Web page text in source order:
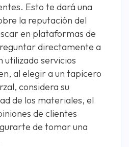
Esto te dará una
la reputación del
en plataformas de
directamente a
utilizado servicios
al elegir a un tapicero
considera su
de los materiales, el
de clientes
de tomar una